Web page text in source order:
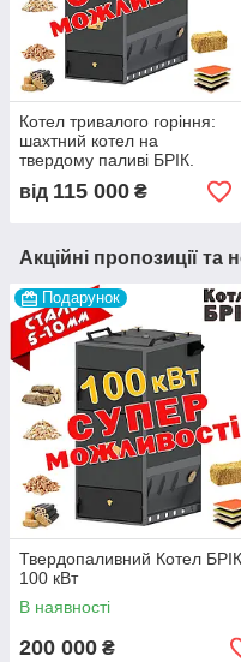
Котел тривалого горіння:
шахтний котел на
твердому паливі БРІК.
піролізні БРІК
від 115 000 ₴
Акційні пропозиції та
Подарунок
Твердопаливний Котел БРІК
100 кВт
В наявності
200 000 ₴